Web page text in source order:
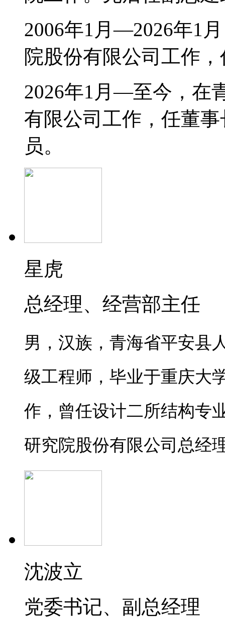
2006年1月—2026年1
院股份有限公司工作
2026年1月—至今，在
有限公司工作，任董
员。
星虎
总经理、经营部主任
男，汉族，青海省平安县
级工程师，毕业于重庆大
作，曾任设计二所结构专
研究院股份有限公司总经
沈波立
党委书记、副总经理